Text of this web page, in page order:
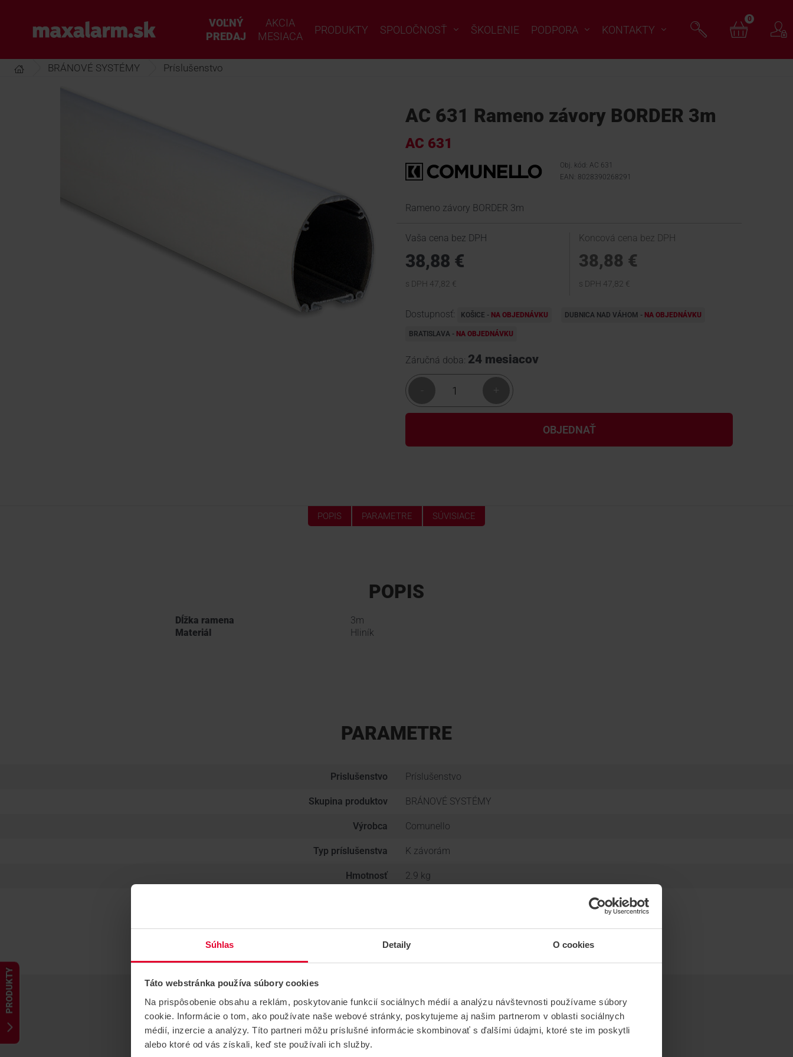
Súhlas Detaily O cookies
Táto webstránka používa súbory cookies
Na prispôsobenie obsahu a reklám, poskytovanie funkcií sociálnych médií a analýzu návštevnosti používame súbory
cookie. Informácie o tom, ako používate naše webové stránky, poskytujeme aj našim partnerom v oblasti sociálnych
médií, inzercie a analýzy. Títo partneri môžu príslušné informácie skombinovať s ďalšími údajmi, ktoré ste im poskytli
alebo ktoré od vás získali, keď ste používali ich služby.
PRODUKTY
hlavnému
www.maxalarm.sk
VOĽNÝ
PREDAJ
AKCIA
MESIACA
PRODUKTY SPOLOČNOSŤ ŠKOLENIE PODPORA KONTAKTY
0
BRÁNOVÉ SYSTÉMY Príslušenstvo
AC 631 Rameno závory BORDER 3m
AC 631
Obj. kód: AC 631
EAN: 8028390268291
Rameno závory BORDER 3m
Vaša cena bez DPH
38,88 €
s DPH 47,82 €
Koncová cena bez DPH
38,88 €
s DPH 47,82 €
Dostupnosť: KOŠICE - NA OBJEDNÁVKU DUBNICA NAD VÁHOM - NA OBJEDNÁVKU
BRATISLAVA - NA OBJEDNÁVKU
Záručná doba: 24 mesiacov
- +
OBJEDNAŤ
POPIS PARAMETRE SÚVISIACE
POPIS
Dĺžka ramena
3m
Materiál
Hliník
PARAMETRE
Prislušenstvo Príslušenstvo
Skupina produktov BRÁNOVÉ SYSTÉMY
Výrobca Comunello
Typ príslušenstva K závorám
Hmotnosť 2.9 kg